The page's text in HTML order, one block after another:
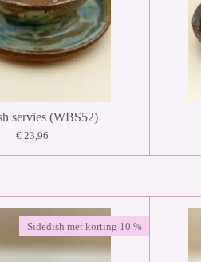
servies (WBS52)
€ 23,96
Sidedish met korting 10 %